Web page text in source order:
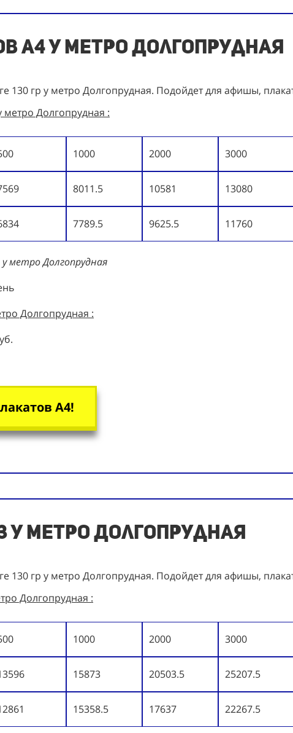
А4 у метро Долгопрудная
130 гр у метро Долгопрудная. Подойдет для афишы,
метро Долгопрудная :
1000 2000 3000
8011.5 10581 13080
7789.5 9625.5 11760
метро Долгопрудная
Долгопрудная :
А4!
у метро Долгопрудная
130 гр у метро Долгопрудная. Подойдет для афишы,
Долгопрудная :
1000 2000 3000
15873 20503.5 25207.5
15358.5 17637 22267.5